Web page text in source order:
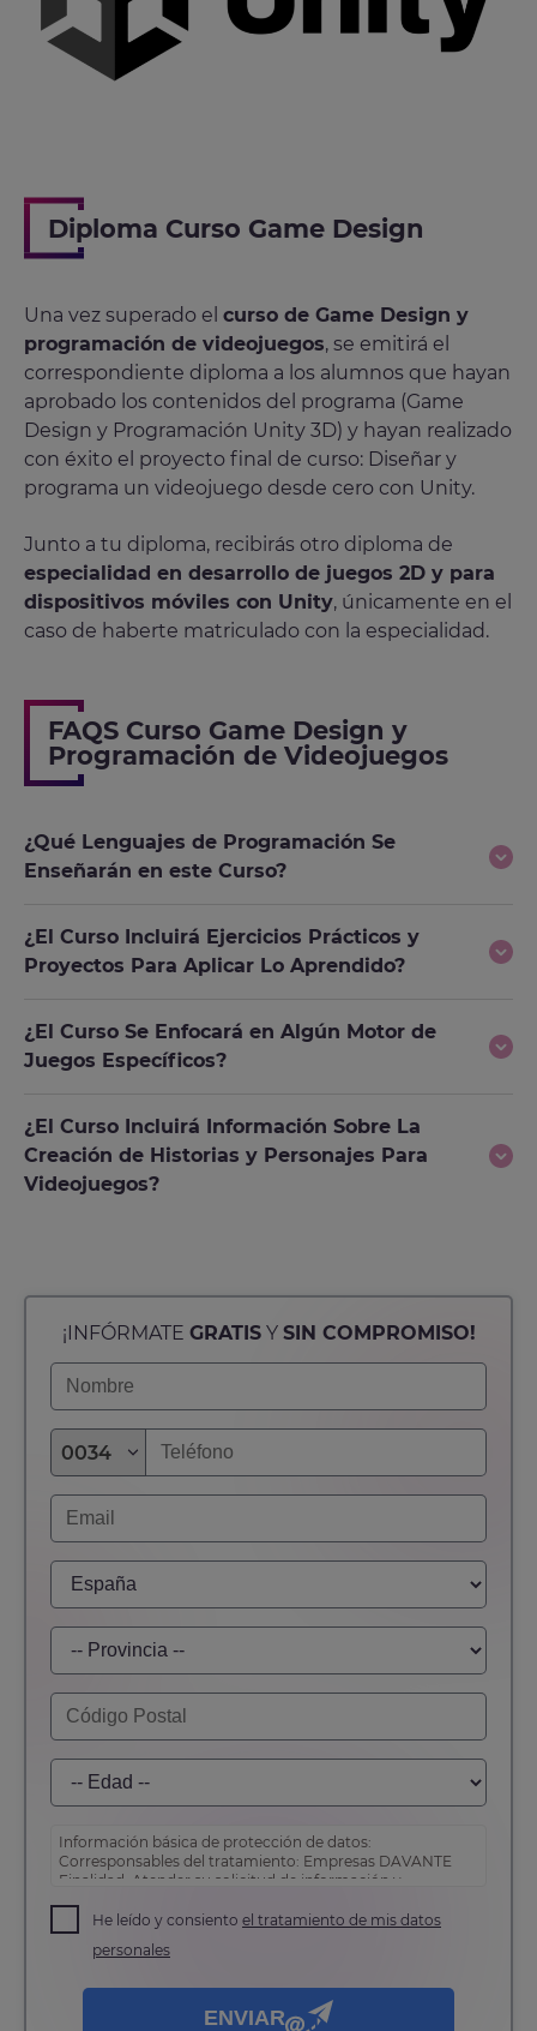
Diploma Curso Game Design
Una vez superado el curso de Game Design y
programación de videojuegos, se emitirá el
correspondiente diploma a los alumnos que hayan
aprobado los contenidos del programa (Game
Design y Programación Unity 3D) y hayan realizado
con éxito el proyecto final de curso: Diseñar y
programa un videojuego desde cero con Unity.
Junto a tu diploma, recibirás otro diploma de
especialidad en desarrollo de juegos 2D y para
dispositivos móviles con Unity, únicamente en el
caso de haberte matriculado con la especialidad.
FAQS Curso Game Design y
Programación de Videojuegos
¿Qué Lenguajes de Programación Se
Enseñarán en este Curso?
¿El Curso Incluirá Ejercicios Prácticos y
Proyectos Para Aplicar Lo Aprendido?
¿El Curso Se Enfocará en Algún Motor de
Juegos Específicos?
¿El Curso Incluirá Información Sobre La
Creación de Historias y Personajes Para
Videojuegos?
¡INFÓRMATE GRATISY SIN COMPROMISO!
0034
Información básica de protección de datos:
Corresponsables del tratamiento: Empresas DAVANTE
Finalidad: Atender su solicitud de información y
Derechos: Puede acceder, rectificar y suprimir sus
datos, así como otros derechos tal y como se explica en
nuestrapolítica de privacidad
He leído y consiento el tratamiento de mis datos
personales
ENVIAR